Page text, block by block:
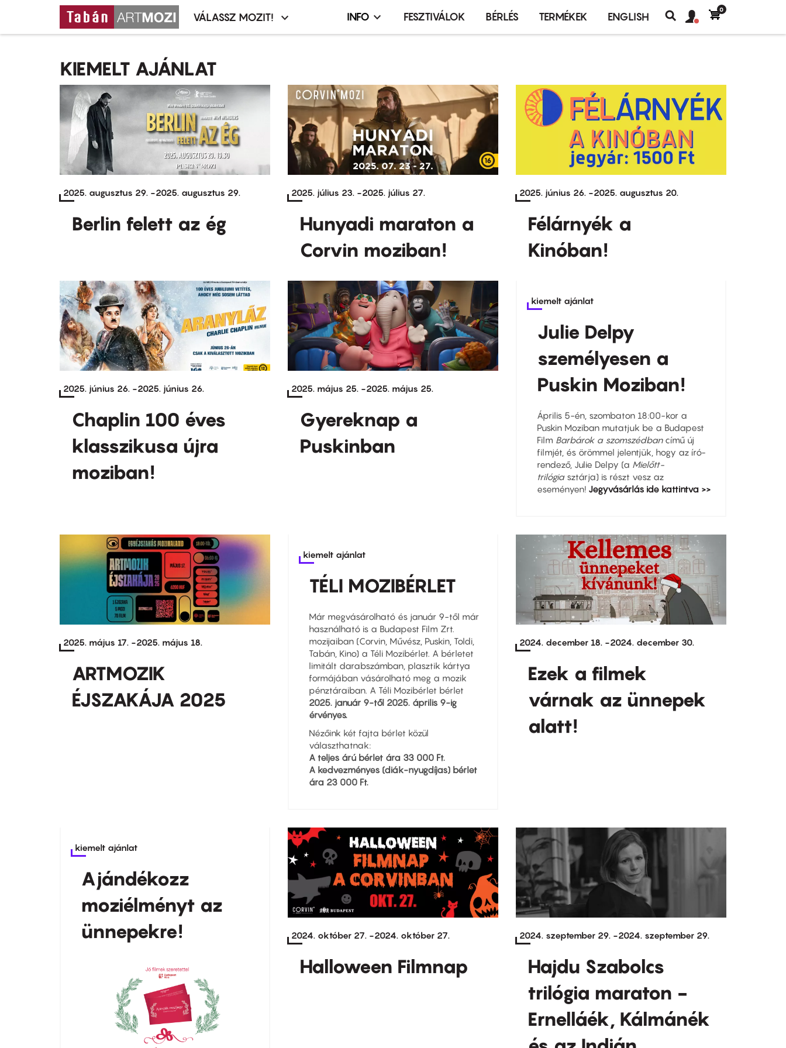
Moziválasztó
VÁLASSZ MOZIT!
Infó,
menü
INFO FESZTIVÁLOK BÉRLÉS TERMÉKEK ENGLISH
Keresés
fiók
Felhasználói
0
KIEMELT AJÁNLAT
2025. augusztus 29. -2025. augusztus 29.
Berlin felett az ég
2025. július 23.-2025. július 27.
Hunyadi maraton a
Corvin moziban!
2025. június 26.-2025. augusztus 20.
Félárnyék a
Kinóban!
2025. június 26. -2025. június 26.
Chaplin 100 éves
klasszikusa újra
moziban!
2025. május 25.-2025. május 25.
Gyereknap a
Puskinban
kiemelt ajánlat
Julie Delpy
személyesen a
Puskin Moziban!
Április 5-én, szombaton 18:00-kor a
Puskin Moziban mutatjuk be a Budapest
Film Barbárok a szomszédbancímű új
filmjét, és örömmel jelentjük, hogy az író-
rendező, Julie Delpy (a Mielőtt-
trilógiasztárja) is részt vesz az
eseményen! Jegyvásárlás ide kattintva >>
2025. május 17. -2025. május 18.
ARTMOZIK
ÉJSZAKÁJA 2025
kiemelt ajánlat
TÉLI MOZIBÉRLET
Már megvásárolható és január 9-től már
használható is a Budapest Film Zrt.
mozijaiban (Corvin, Művész, Puskin, Toldi,
Tabán, Kino) a Téli Mozibérlet. A bérletet
limitált darabszámban, plasztik kártya
formájában vásárolható meg a mozik
pénztáraiban. A Téli Mozibérlet bérlet
2025. január 9-től 2025. április 9-ig
érvényes.
Nézőink két fajta bérlet közül
választhatnak:
A teljes árú bérlet ára 33 000 Ft.
A kedvezményes (diák-nyugdíjas) bérlet
ára 23 000 Ft.
2024. december 18.-2024. december 30.
Ezek a filmek
várnak az ünnepek
alatt!
kiemelt ajánlat
Ajándékozz
moziélményt az
ünnepekre!
2024. október 27.-2024. október 27.
Halloween Filmnap
2024. szeptember 29.-2024. szeptember 29.
Hajdu Szabolcs
trilógia maraton -
Ernelláék, Kálmánék